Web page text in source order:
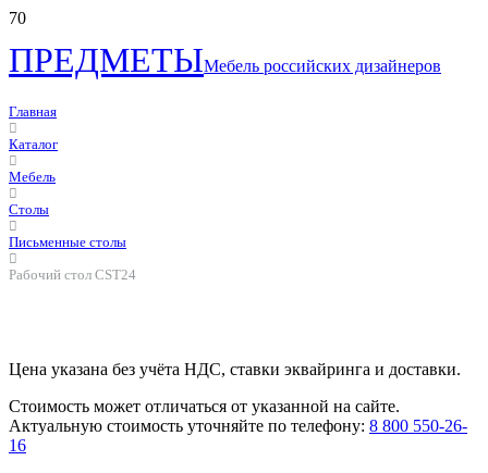
ПРЕДМЕТЫМебель российских дизайнеров
Главная
Каталог
Мебель
Столы
Письменные столы
Рабочий стол CST24
Цена указана без учёта НДС, ставки эквайринга и доставки.
Стоимость может отличаться от указанной на сайте.
Актуальную стоимость уточняйте по телефону: 8 800 550-26-
16